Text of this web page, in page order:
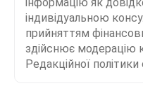
індивідуальною
прийняттям
здійснює модерацію
Редакційної політики